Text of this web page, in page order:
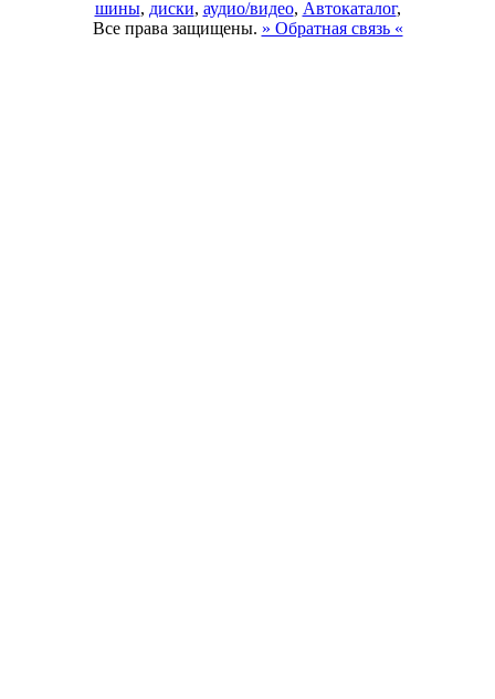
шины, диски, аудио/видео, Автокаталог,
Все права защищены. » Обратная связь «